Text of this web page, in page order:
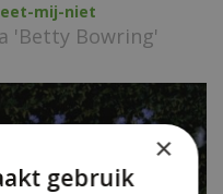
mij-niet
'Betty Bowring'
×
gebruik